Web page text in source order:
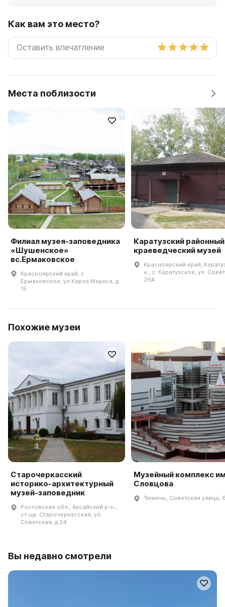
Как вам это место?
Места поблизости
Филиал музея-заповедника
«Шушенское»
вс.Ермаковское
Красноярский край, с
Ермаковское, ул Карла Маркса, д
15
Каратузский районный
краеведческий музей
Красноярский край,
н., с. Каратузское, ул.
26А
Похожие музеи
Старочеркасский
историко-архитектурный
музей-заповедник
Ростовская обл., Аксайский р-н.,
ст-ца. Старочеркасская, ул.
Советская, д 24
Музейный комплекс
Словцова
Тюмень, Советская улица,
Вы недавно смотрели